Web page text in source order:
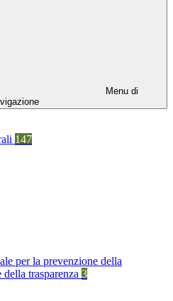
Menu di
147
per la prevenzione della
trasparenza 3